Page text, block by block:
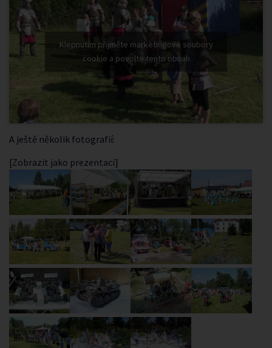
Klepnutím přijměte marketingové soubory
cookie a povolte tento obsah
A ještě několik fotografií:
[Zobrazit jako prezentaci]